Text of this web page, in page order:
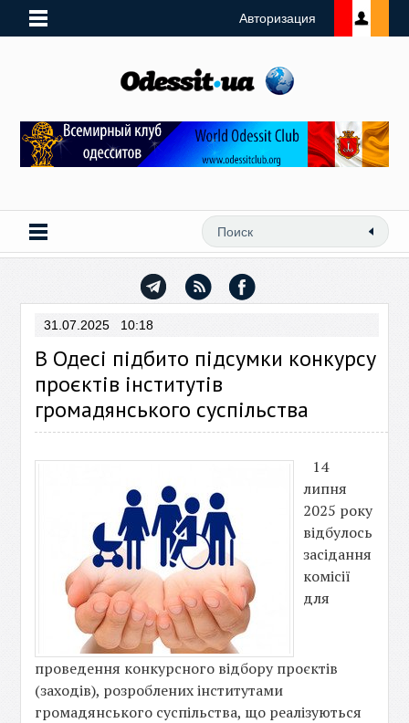
Авторизация
31.07.2025 10:18
В Одесі підбито підсумки конкурсу
проєктів інститутів
громадянського суспільства
14
липня
2025 року
відбулось
засідання
комісії
для
проведення конкурсного відбору проєктів
(заходів), розроблених інститутами
громадянського суспільства, що реалізуються